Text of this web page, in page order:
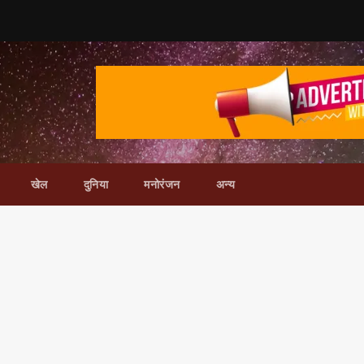
खेल दुनिया मनोरंजन अन्य